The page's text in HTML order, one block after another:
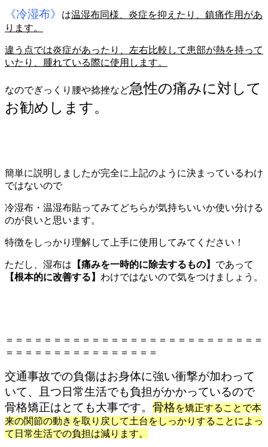
《冷湿布》 は温湿布同様、炎症を抑えたり、鎮痛作用があ
ります。
違う点では炎症があったり、左右比較して患部が熱を持って
いたり、腫れている際に使用します。
なのでぎっくり腰や捻挫など急性の痛みに対して
お勧めします。
簡単に説明しましたが完全に上記のように決まっているわけ
ではないので
冷湿布・温湿布貼ってみてどちらが気持ちいいか使い分ける
のが良いと思います。
特徴をしっかり理解して上手に使用してみてください！
ただし、湿布は 【痛みを一時的に除去するもの】 であって
【根本的に改善する】 わけではないので気をつけましょう。
＝＝＝＝＝＝＝＝＝＝＝＝＝＝＝＝＝＝＝＝＝＝＝＝＝＝＝
＝＝＝＝＝＝＝＝＝＝＝＝＝＝＝＝
交通事故での負傷はお身体に強い衝撃が加わって
いて、且つ日常生活でも負担がかかっているので
骨格矯正はとても大事です。 骨格を矯正することで本
来の関節の動きを取り戻して土台をしっかりすることによっ
て日常生活での負担は減ります。